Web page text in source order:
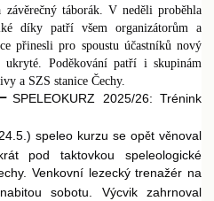
táborák. V neděli proběhla
díky patří všem organizátorům a
přinesli pro spoustu účastníků nový
Poděkování patří i skupinám
a SZS stanice Čechy.
–SPELEOKURZ 2025/26: Trénink
speleo kurzu se opět věnoval
pod taktovkou speleologické
Venkovní lezecký trenažér na
sobotu. Výcvik zahrnoval